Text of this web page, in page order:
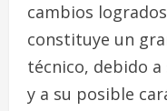
cambios
constituye un
técnico, debido
y a su posible